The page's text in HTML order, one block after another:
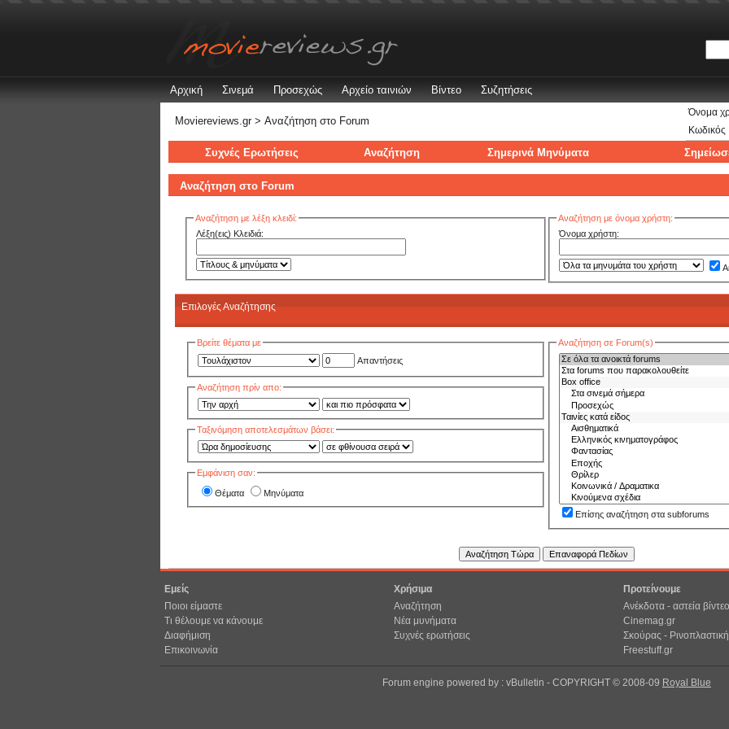
Αρχική Σινεμά Προσεχώς Αρχείο ταινιών Βίντεο Συζητήσεις
Moviereviews.gr > Αναζήτηση στo Forum
Όνομα
Κωδικός
Συχνές Ερωτήσεις Αναζήτηση Σημερινά Μηνύματα
Αναζήτηση στo Forum
Αναζήτηση με λέξη κλειδί:
Λέξη(εις) Κλειδιά:
Αναζήτηση με όνομα χρήστη:
Όνομα χρήστη:
Επιλογές Αναζήτησης
Βρείτε θέματα με
Απαντήσεις
Αναζήτηση πρίν απο:
Ταξινόμηση αποτελεσμάτων βάσει:
Εμφάνιση σαν:
Θέματα Μηνύματα
Αναζήτηση σε Forum(s)
Επίσης αναζήτηση στα subforums
Εμείς
Ποιοι είμαστε
Τι θέλουμε να κάνουμε
Διαφήμιση
Επικοινωνία
Χρήσιμα
Αναζήτηση
Νέα μυνήματα
Συχνές ερωτήσεις
Προτείνουμε
Ανέκδοτα - αστεία βίντεο
Cinemag.gr
Σκούρας - Ρινοπλαστική
Freestuff.gr
Forum engine powered by : vBulletin - COPYRIGHT © 2008-09 Royal Blue